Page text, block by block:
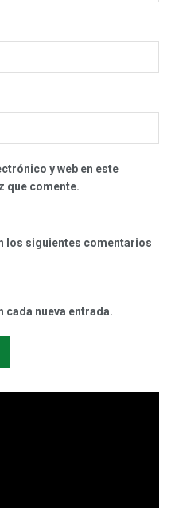
y web en este
que comente.
los siguientes comentarios
cada nueva entrada.